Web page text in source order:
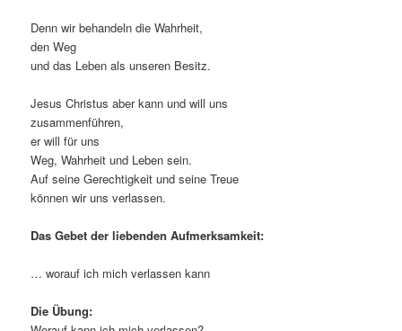
Denn wir behandeln die Wahrheit,
den Weg
und das Leben als unseren Besitz.
Jesus Christus aber kann und will uns
zusammenführen,
er will für uns
Weg, Wahrheit und Leben sein.
Auf seine Gerechtigkeit und seine Treue
können wir uns verlassen.
Das Gebet der liebenden Aufmerksamkeit:
… worauf ich mich verlassen kann
Die Übung: